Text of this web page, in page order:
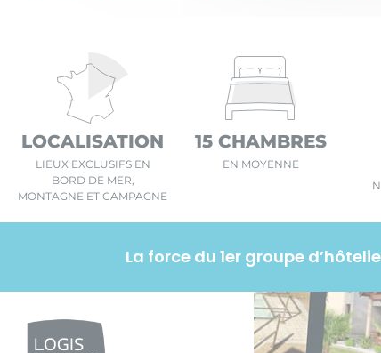
LOCALISATION
LIEUX EXCLUSIFS EN
BORD DE MER,
MONTAGNE ET CAMPAGNE
15 CHAMBRES
EN MOYENNE
La force du 1er groupe